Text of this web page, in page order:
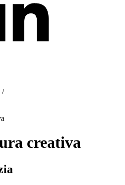
/
creativa